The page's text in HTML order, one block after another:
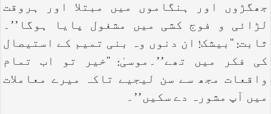
جھگڑوں اور ہنگاموں میں مبتلا اور ہروقت
لڑائی و فوج کشی میں مشغول پایا ہوگا’’۔
ثابت: ‘‘بیشک! ان دنوں وہ بنی تمیم کے استیصال
کی فکر میں تھے’’۔موسیٰ: ‘‘خیر تو اب تمام
واقعات مجھ سے سن لیجیے تاکہ میرے معاملات
میں آپ مشورہ دے سکیں’’۔